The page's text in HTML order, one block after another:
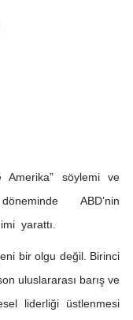
Amerika” söylemi ve
ABD’nin
yarattı.
bir olgu değil. Birinci
uluslararası barış ve
liderliği üstlenmesi